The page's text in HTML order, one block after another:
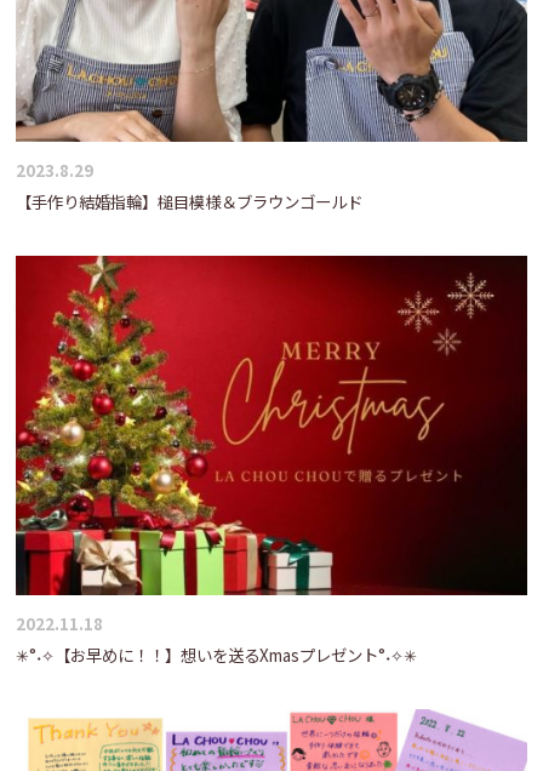
2023.8.29
【手作り結婚指輪】槌目模様＆ブラウンゴールド
2022.11.18
✳°˖✧【お早めに！！】想いを送るXmasプレゼント°˖✧✳